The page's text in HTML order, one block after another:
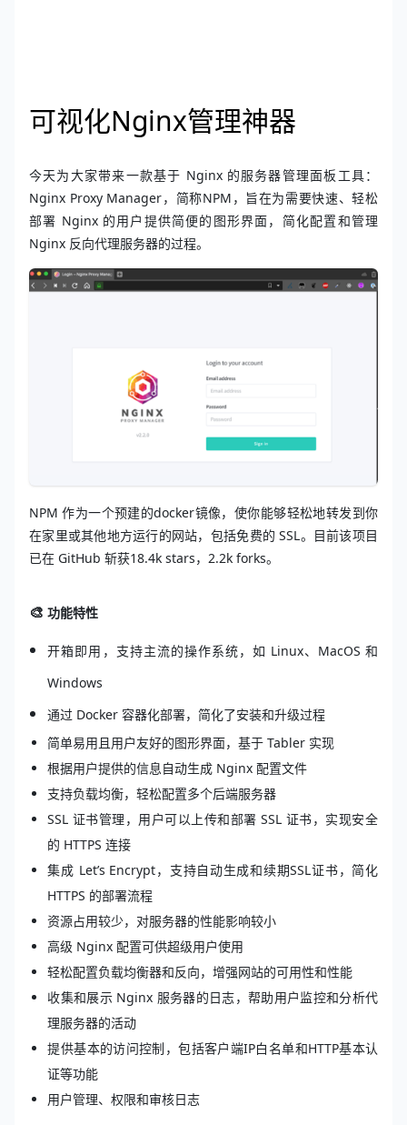
可视化Nginx管理神器
今天为大家带来一款基于 Nginx 的服务器管理面板工具：
Nginx Proxy Manager，简称NPM， 旨在为需要快速、轻松
部署 Nginx 的用户提供简便的图形界面， 简化配置和管理
Nginx 反向代理服务器的过程。
NPM 作为一个预建的docker镜像，使你能够轻松地转发到你
在家里或其他地方运行的网站，包括免费的 SSL。目前该项目
已在 GitHub 斩获18.4k stars，2.2k forks。
🎨️ 功能特性
开箱即用， 支持主流的操作系统，如 Linux、MacOS 和
Windows
通过 Docker 容器化部署，简化了安装和升级过程
简单易用且用户友好的图形界面，基于 Tabler 实现
根据用户提供的信息自动生成 Nginx 配置文件
支持负载均衡，轻松配置多个后端服务器
SSL 证书管理，用户可以上传和部署 SSL 证书，实现安全
的 HTTPS 连接
集成 Let’s Encrypt，支持自动生成和续期SSL证书，简化
HTTPS 的部署流程
资源占用较少，对服务器的性能影响较小
高级 Nginx 配置可供超级用户使用
轻松配置负载均衡器和反向，增强网站的可用性和性能
收集和展示 Nginx 服务器的日志，帮助用户监控和分析代
理服务器的活动
提供基本的访问控制，包括客户端IP白名单和HTTP基本认
证等功能
用户管理、权限和审核日志